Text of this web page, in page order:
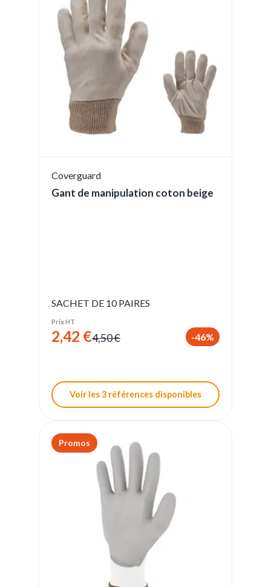
Coverguard
Gant de manipulation coton beige
SACHET DE 10 PAIRES
Prix HT
2,42 €4,50 € -46%
Voir les 3 références disponibles
Promos